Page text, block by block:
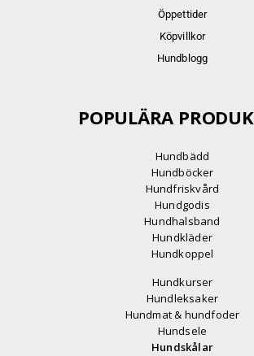
Öppettider
Köpvillkor
Hundblogg
POPULÄRA
Hundbädd
Hundböcker
Hundfriskvård
Hundgodis
Hundhalsband
Hundkläder
Hundkoppel
Hundkurser
Hundleksaker
Hundmat & hundfoder
Hundsele
Hundskålar